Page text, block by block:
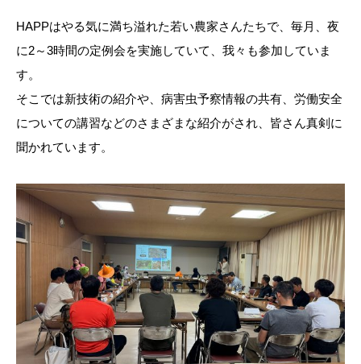
HAPPはやる気に満ち溢れた若い農家さんたちで、毎月、夜
に2～3時間の定例会を実施していて、我々も参加していま
す。
そこでは新技術の紹介や、病害虫予察情報の共有、労働安全
についての講習などのさまざまな紹介がされ、皆さん真剣に
聞かれています。